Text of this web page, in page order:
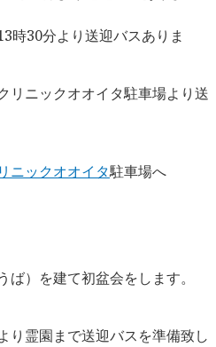
時30分より送迎バスありま
リニックオオイタ駐車場より送
ニックオオイタ駐車場へ
）を建て初盆会をします。
り霊園まで送迎バスを準備致し